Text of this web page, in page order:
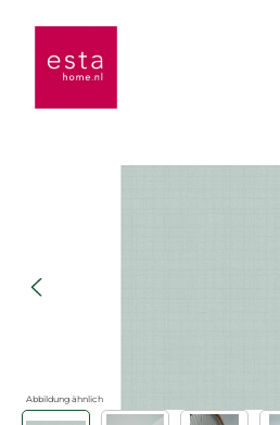
Abbildung ähnlich